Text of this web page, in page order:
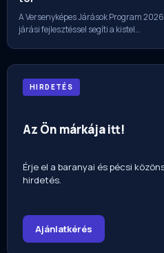
A Versenyképes Járások Program
járási fejlesztéssel segíti a kistel…
HIRDETÉS
Az Ön márkája itt!
Érje el a baranyai és pécsi
hirdetés.
Ajánlatkérés